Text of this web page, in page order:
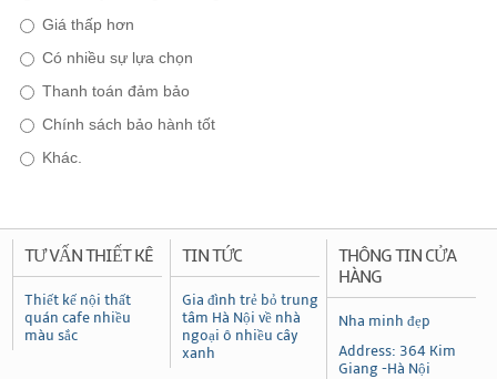
Giá thấp hơn
Có nhiều sự lựa chọn
Thanh toán đảm bảo
Chính sách bảo hành tốt
Khác.
TƯ VẤN THIẾT KÊ
Thiết kế nội thất
quán cafe nhiều
màu sắc
TIN TỨC
Gia đình trẻ bỏ trung
tâm Hà Nội về nhà
ngoại ô nhiều cây
xanh
THÔNG TIN CỬA
HÀNG
Nha minh đẹp
Address: 364 Kim
Giang -Hà Nội